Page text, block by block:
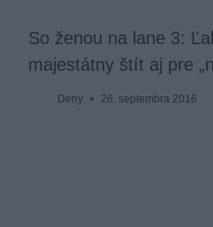
So ženou na lane 3:
majestátny štít aj pre
Deny 26. septembra 2016